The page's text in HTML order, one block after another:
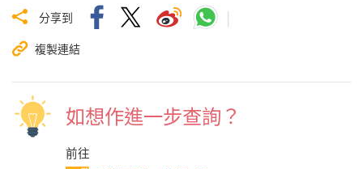
分享到
複製連結
如想作進一步查詢？
前往